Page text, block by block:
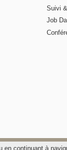
continuant à
Suivi
Job